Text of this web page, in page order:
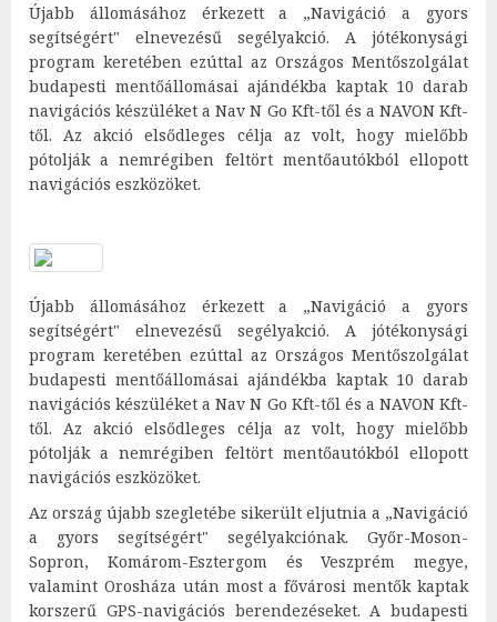
Újabb állomásához érkezett a „Navigáció a gyors
segítségért" elnevezésű segélyakció. A jótékonysági
program keretében ezúttal az Országos Mentőszolgálat
budapesti mentőállomásai ajándékba kaptak 10 darab
navigációs készüléket a Nav N Go Kft-től és a NAVON Kft-
től. Az akció elsődleges célja az volt, hogy mielőbb
pótolják a nemrégiben feltört mentőautókból ellopott
navigációs eszközöket.
Újabb állomásához érkezett a „Navigáció a gyors
segítségért" elnevezésű segélyakció. A jótékonysági
program keretében ezúttal az Országos Mentőszolgálat
budapesti mentőállomásai ajándékba kaptak 10 darab
navigációs készüléket a Nav N Go Kft-től és a NAVON Kft-
től. Az akció elsődleges célja az volt, hogy mielőbb
pótolják a nemrégiben feltört mentőautókból ellopott
navigációs eszközöket.
Az ország újabb szegletébe sikerült eljutnia a „Navigáció
a gyors segítségért" segélyakciónak. Győr-Moson-
Sopron, Komárom-Esztergom és Veszprém megye,
valamint Orosháza után most a fővárosi mentők kaptak
korszerű GPS-navigációs berendezéseket. A budapesti